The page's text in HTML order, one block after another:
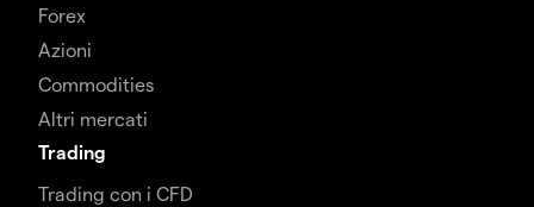
Forex
Azioni
Commodities
Altri mercati
Trading
Trading con i CFD